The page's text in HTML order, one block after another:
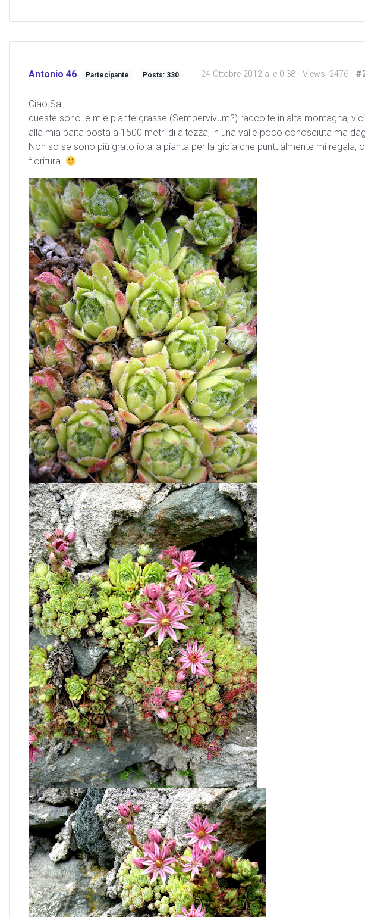
Antonio 46 Partecipante Posts: 330 24 Ottobre 2012 alle 0:38- Views: 2476
Ciao Sal,
queste sono le mie piante grasse (Sempervivum?) raccolte in alta montagna,
alla mia baita posta a 1500 metri di altezza, in una valle poco conosciuta ma
Non so se sono più grato io alla pianta per la gioia che puntualmente mi
fioritura.